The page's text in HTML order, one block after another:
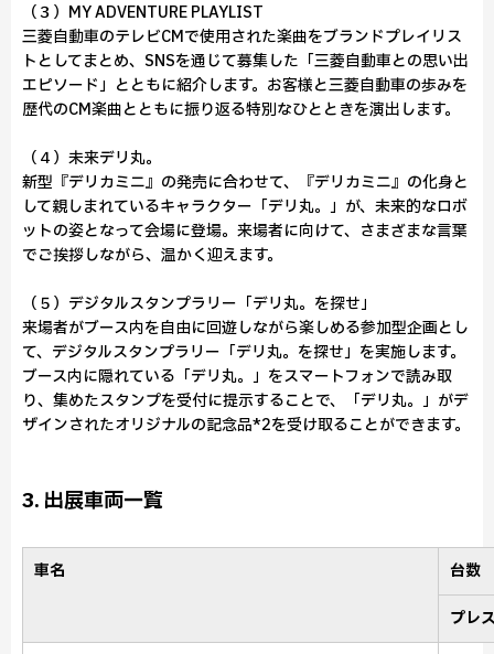
（３）MY ADVENTURE PLAYLIST
三菱自動車のテレビCMで使用された楽曲をブランドプレイリス
トとしてまとめ、SNSを通じて募集した「三菱自動車との思い出
エピソード」とともに紹介します。お客様と三菱自動車の歩みを
歴代のCM楽曲とともに振り返る特別なひとときを演出します。
（４）未来デリ丸。
新型『デリカミニ』の発売に合わせて、『デリカミニ』の化身と
して親しまれているキャラクター「デリ丸。」が、未来的なロボ
ットの姿となって会場に登場。来場者に向けて、さまざまな言葉
でご挨拶しながら、温かく迎えます。
（５）デジタルスタンプラリー「デリ丸。を探せ」
来場者がブース内を自由に回遊しながら楽しめる参加型企画とし
て、デジタルスタンプラリー「デリ丸。を探せ」を実施します。
ブース内に隠れている「デリ丸。」をスマートフォンで読み取
り、集めたスタンプを受付に提示することで、「デリ丸。」がデ
ザインされたオリジナルの記念品*2を受け取ることができます。
3. 出展車両一覧
車名 台数
プレ